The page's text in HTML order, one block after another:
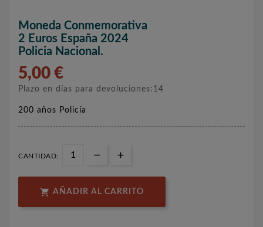
Moneda Conmemorativa
2 Euros España 2024
Policia Nacional.
5,00 €
Plazo en días para devoluciones:14
200 años Policía
CANTIDAD:
 AÑADIR AL CARRITO